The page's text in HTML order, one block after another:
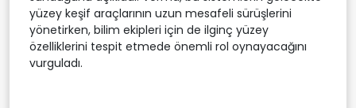
yüzey keşif araçlarının uzun mesafeli sürüşlerini
yönetirken, bilim ekipleri için de ilginç yüzey
özelliklerini tespit etmede önemli rol oynayacağını
vurguladı.